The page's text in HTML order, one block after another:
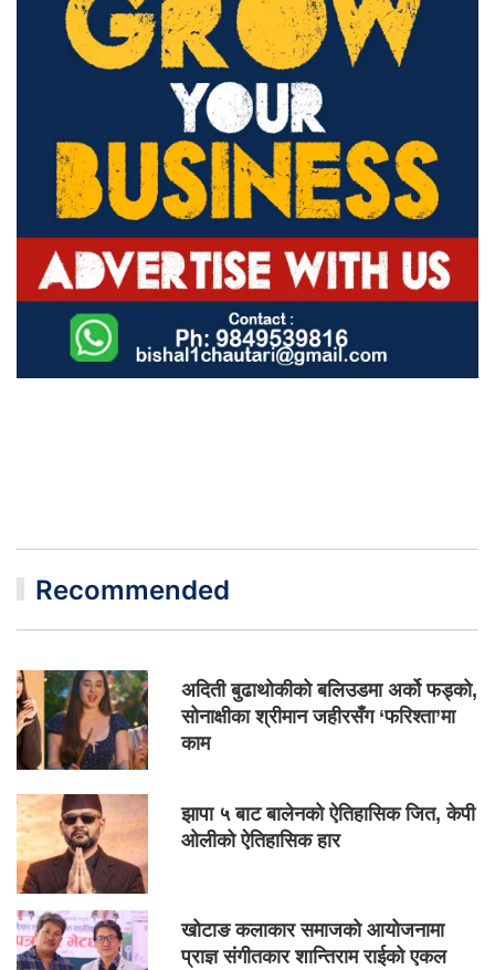
Recommended
अदिती बुढाथोकीको बलिउडमा अर्को फड्को,
सोनाक्षीका श्रीमान जहीरसँग ‘फरिश्ता’मा
काम
झापा ५ बाट बालेनको ऐतिहासिक जित, केपी
ओलीको ऐतिहासिक हार
खोटाङ कलाकार समाजको आयोजनामा
प्राज्ञ संगीतकार शान्तिराम राईको एकल